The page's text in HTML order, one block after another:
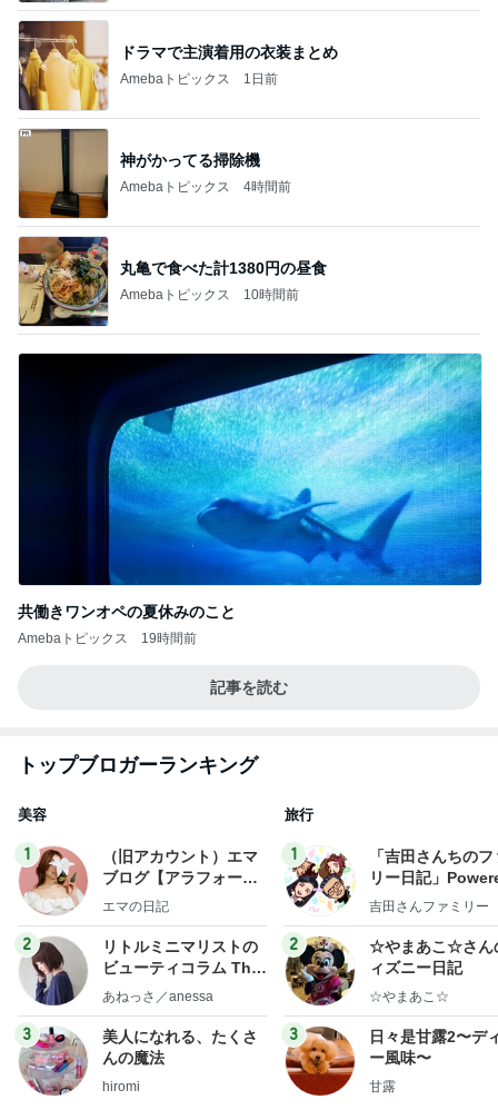
ドラマで主演着用の衣装まとめ
Amebaトピックス 1日前
神がかってる掃除機
Amebaトピックス 4時間前
丸亀で食べた計1380円の昼食
Amebaトピックス 10時間前
共働きワンオペの夏休みのこと
Amebaトピックス 19時間前
記事を読む
トップブロガーランキング
美容
1
（旧アカウント）エマ
ブログ【アラフォー会
社売却セカンドライ
エマの日記
2
リトルミニマリストの
ビューティコラム The
little minimalist's bea
あねっさ／anessa
3
美人になれる、たくさ
んの魔法
hiromi
旅行
1
「吉田さんちの
リー日記」
y Ameba 吉田さ
ログ
吉田さんファミリー
2
☆やまあこ☆さん
ィズニー日記
☆やまあこ☆
3
日々是甘露2〜デ
ー風味〜
甘露